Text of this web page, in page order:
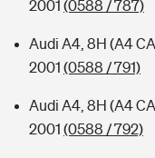
2001 (0588 / 787)
Audi A4, 8H (A4
2001 (0588 / 791)
Audi A4, 8H (A4
2001 (0588 / 792)